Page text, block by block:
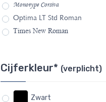
Monotype Corsiva
Optima LT Std Roman
Times New Roman
Cijferkleur* (verplicht)
Zwart